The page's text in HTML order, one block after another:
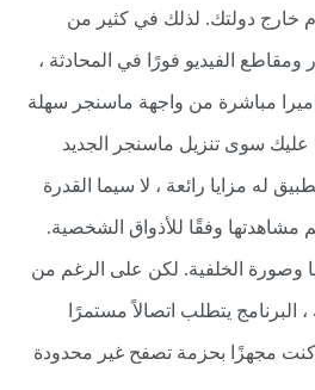
خارج دولتك. لذلك في كثير من
ومقاطع الفيديو فورًا في المحادثة ،
مباشرة من واجهة ماسنجر سهلة
عليك سوى تنزيل ماسنجر الجديد
له مزايا رائعة ، لا سيما القدرة
مشاهدتها وفقًا للأذواق الشخصية.
وصورة الخلفية. لكن على الرغم من
يتطلب اتصالاً مستمرًا
كنت مجهزًا بحزمة تصفح غير محدودة